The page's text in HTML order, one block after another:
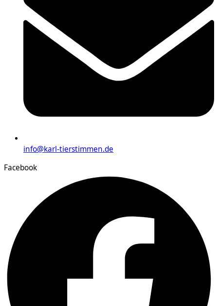
info@karl-tierstimmen.de
Facebook